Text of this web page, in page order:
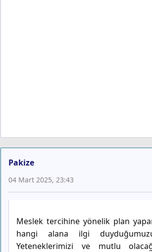
Pakize
04 Mart 2025, 23:43
Meslek tercihine yönelik plan
hangi alana ilgi duyduğumuzu
Yeteneklerimizi ve mutlu